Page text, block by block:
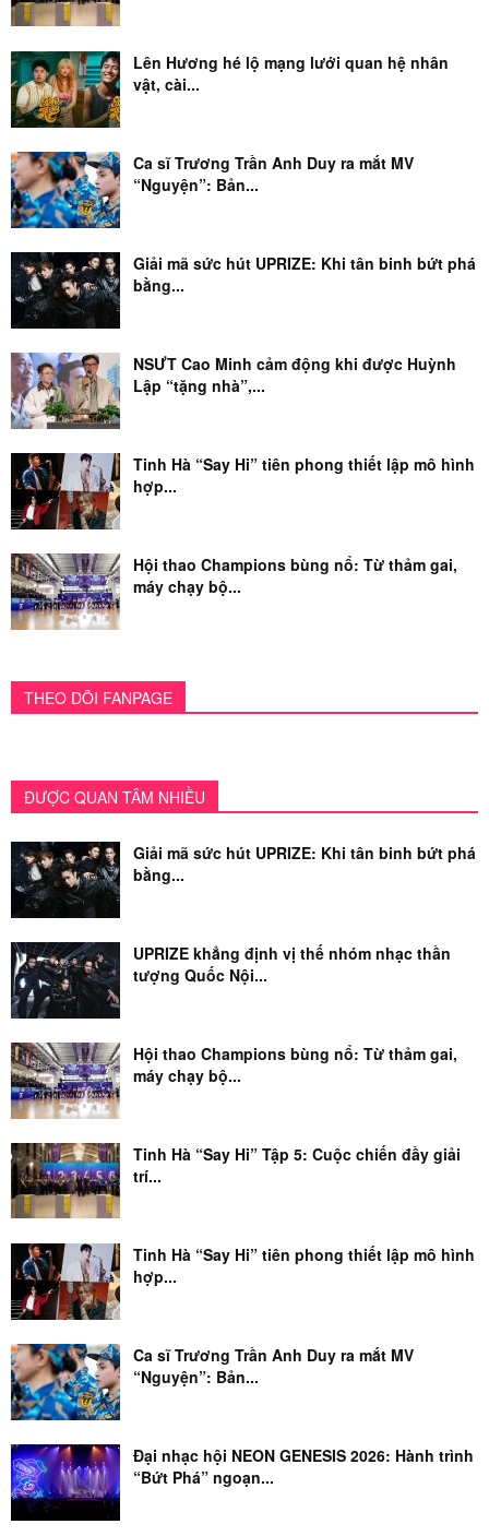
Lên Hương hé lộ mạng lưới quan hệ nhân
vật, cài...
Ca sĩ Trương Trần Anh Duy ra mắt MV
“Nguyện”: Bản...
Giải mã sức hút UPRIZE: Khi tân binh bứt phá
bằng...
NSƯT Cao Minh cảm động khi được Huỳnh
Lập “tặng nhà”,...
Tinh Hà “Say Hi” tiên phong thiết lập mô hình
hợp...
Hội thao Champions bùng nổ: Từ thảm gai,
máy chạy bộ...
THEO DÕI FANPAGE
ĐƯỢC QUAN TÂM NHIỀU
Giải mã sức hút UPRIZE: Khi tân binh bứt phá
bằng...
UPRIZE khẳng định vị thế nhóm nhạc thần
tượng Quốc Nội...
Hội thao Champions bùng nổ: Từ thảm gai,
máy chạy bộ...
Tinh Hà “Say Hi” Tập 5: Cuộc chiến đầy giải
trí...
Tinh Hà “Say Hi” tiên phong thiết lập mô hình
hợp...
Ca sĩ Trương Trần Anh Duy ra mắt MV
“Nguyện”: Bản...
Đại nhạc hội NEON GENESIS 2026: Hành trình
“Bứt Phá” ngoạn...